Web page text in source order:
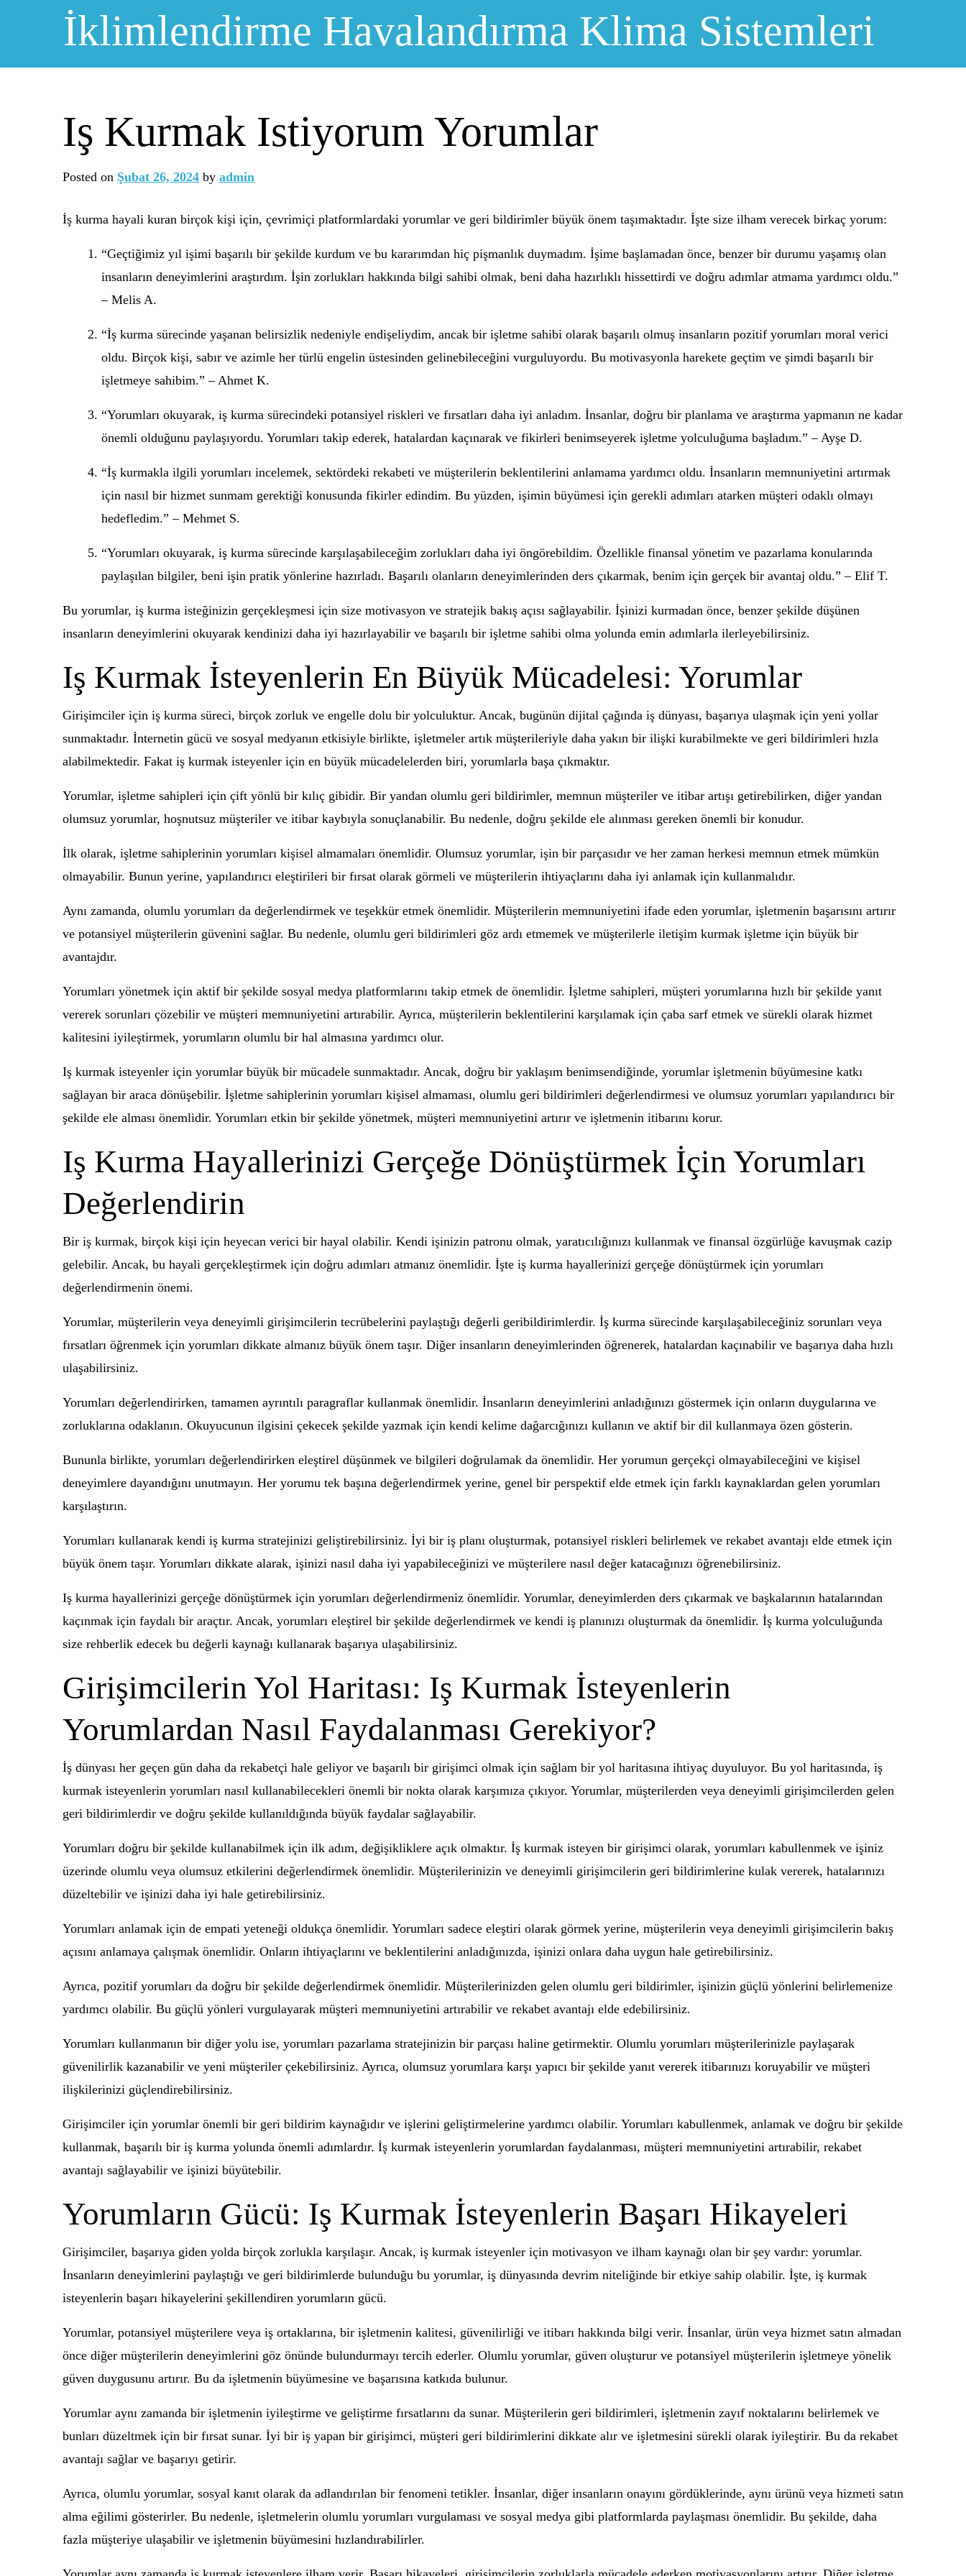
İklimlendirme Havalandırma Klima Sistemleri
Iş Kurmak Istiyorum Yorumlar
Posted on Şubat 26, 2024 by admin
İş kurma hayali kuran birçok kişi için, çevrimiçi platformlardaki yorumlar ve geri bildirimler büyük önem taşımaktadır. İşte size ilham verecek birkaç yorum:
“Geçtiğimiz yıl işimi başarılı bir şekilde kurdum ve bu kararımdan hiç pişmanlık duymadım. İşime başlamadan önce, benzer bir durumu yaşamış olan
insanların deneyimlerini araştırdım. İşin zorlukları hakkında bilgi sahibi olmak, beni daha hazırlıklı hissettirdi ve doğru adımlar atmama yardımcı oldu.”
– Melis A.
“İş kurma sürecinde yaşanan belirsizlik nedeniyle endişeliydim, ancak bir işletme sahibi olarak başarılı olmuş insanların pozitif yorumları moral verici
oldu. Birçok kişi, sabır ve azimle her türlü engelin üstesinden gelinebileceğini vurguluyordu. Bu motivasyonla harekete geçtim ve şimdi başarılı bir
işletmeye sahibim.” – Ahmet K.
“Yorumları okuyarak, iş kurma sürecindeki potansiyel riskleri ve fırsatları daha iyi anladım. İnsanlar, doğru bir planlama ve araştırma yapmanın ne kadar
önemli olduğunu paylaşıyordu. Yorumları takip ederek, hatalardan kaçınarak ve fikirleri benimseyerek işletme yolculuğuma başladım.” – Ayşe D.
“İş kurmakla ilgili yorumları incelemek, sektördeki rekabeti ve müşterilerin beklentilerini anlamama yardımcı oldu. İnsanların memnuniyetini artırmak
için nasıl bir hizmet sunmam gerektiği konusunda fikirler edindim. Bu yüzden, işimin büyümesi için gerekli adımları atarken müşteri odaklı olmayı
hedefledim.” – Mehmet S.
“Yorumları okuyarak, iş kurma sürecinde karşılaşabileceğim zorlukları daha iyi öngörebildim. Özellikle finansal yönetim ve pazarlama konularında
paylaşılan bilgiler, beni işin pratik yönlerine hazırladı. Başarılı olanların deneyimlerinden ders çıkarmak, benim için gerçek bir avantaj oldu.” – Elif T.
Bu yorumlar, iş kurma isteğinizin gerçekleşmesi için size motivasyon ve stratejik bakış açısı sağlayabilir. İşinizi kurmadan önce, benzer şekilde düşünen
insanların deneyimlerini okuyarak kendinizi daha iyi hazırlayabilir ve başarılı bir işletme sahibi olma yolunda emin adımlarla ilerleyebilirsiniz.
Iş Kurmak İsteyenlerin En Büyük Mücadelesi: Yorumlar
Girişimciler için iş kurma süreci, birçok zorluk ve engelle dolu bir yolculuktur. Ancak, bugünün dijital çağında iş dünyası, başarıya ulaşmak için yeni yollar
sunmaktadır. İnternetin gücü ve sosyal medyanın etkisiyle birlikte, işletmeler artık müşterileriyle daha yakın bir ilişki kurabilmekte ve geri bildirimleri hızla
alabilmektedir. Fakat iş kurmak isteyenler için en büyük mücadelelerden biri, yorumlarla başa çıkmaktır.
Yorumlar, işletme sahipleri için çift yönlü bir kılıç gibidir. Bir yandan olumlu geri bildirimler, memnun müşteriler ve itibar artışı getirebilirken, diğer yandan
olumsuz yorumlar, hoşnutsuz müşteriler ve itibar kaybıyla sonuçlanabilir. Bu nedenle, doğru şekilde ele alınması gereken önemli bir konudur.
İlk olarak, işletme sahiplerinin yorumları kişisel almamaları önemlidir. Olumsuz yorumlar, işin bir parçasıdır ve her zaman herkesi memnun etmek mümkün
olmayabilir. Bunun yerine, yapılandırıcı eleştirileri bir fırsat olarak görmeli ve müşterilerin ihtiyaçlarını daha iyi anlamak için kullanmalıdır.
Aynı zamanda, olumlu yorumları da değerlendirmek ve teşekkür etmek önemlidir. Müşterilerin memnuniyetini ifade eden yorumlar, işletmenin başarısını artırır
ve potansiyel müşterilerin güvenini sağlar. Bu nedenle, olumlu geri bildirimleri göz ardı etmemek ve müşterilerle iletişim kurmak işletme için büyük bir
avantajdır.
Yorumları yönetmek için aktif bir şekilde sosyal medya platformlarını takip etmek de önemlidir. İşletme sahipleri, müşteri yorumlarına hızlı bir şekilde yanıt
vererek sorunları çözebilir ve müşteri memnuniyetini artırabilir. Ayrıca, müşterilerin beklentilerini karşılamak için çaba sarf etmek ve sürekli olarak hizmet
kalitesini iyileştirmek, yorumların olumlu bir hal almasına yardımcı olur.
Iş kurmak isteyenler için yorumlar büyük bir mücadele sunmaktadır. Ancak, doğru bir yaklaşım benimsendiğinde, yorumlar işletmenin büyümesine katkı
sağlayan bir araca dönüşebilir. İşletme sahiplerinin yorumları kişisel almaması, olumlu geri bildirimleri değerlendirmesi ve olumsuz yorumları yapılandırıcı bir
şekilde ele alması önemlidir. Yorumları etkin bir şekilde yönetmek, müşteri memnuniyetini artırır ve işletmenin itibarını korur.
Iş Kurma Hayallerinizi Gerçeğe Dönüştürmek İçin Yorumları
Değerlendirin
Bir iş kurmak, birçok kişi için heyecan verici bir hayal olabilir. Kendi işinizin patronu olmak, yaratıcılığınızı kullanmak ve finansal özgürlüğe kavuşmak cazip
gelebilir. Ancak, bu hayali gerçekleştirmek için doğru adımları atmanız önemlidir. İşte iş kurma hayallerinizi gerçeğe dönüştürmek için yorumları
değerlendirmenin önemi.
Yorumlar, müşterilerin veya deneyimli girişimcilerin tecrübelerini paylaştığı değerli geribildirimlerdir. İş kurma sürecinde karşılaşabileceğiniz sorunları veya
fırsatları öğrenmek için yorumları dikkate almanız büyük önem taşır. Diğer insanların deneyimlerinden öğrenerek, hatalardan kaçınabilir ve başarıya daha hızlı
ulaşabilirsiniz.
Yorumları değerlendirirken, tamamen ayrıntılı paragraflar kullanmak önemlidir. İnsanların deneyimlerini anladığınızı göstermek için onların duygularına ve
zorluklarına odaklanın. Okuyucunun ilgisini çekecek şekilde yazmak için kendi kelime dağarcığınızı kullanın ve aktif bir dil kullanmaya özen gösterin.
Bununla birlikte, yorumları değerlendirirken eleştirel düşünmek ve bilgileri doğrulamak da önemlidir. Her yorumun gerçekçi olmayabileceğini ve kişisel
deneyimlere dayandığını unutmayın. Her yorumu tek başına değerlendirmek yerine, genel bir perspektif elde etmek için farklı kaynaklardan gelen yorumları
karşılaştırın.
Yorumları kullanarak kendi iş kurma stratejinizi geliştirebilirsiniz. İyi bir iş planı oluşturmak, potansiyel riskleri belirlemek ve rekabet avantajı elde etmek için
büyük önem taşır. Yorumları dikkate alarak, işinizi nasıl daha iyi yapabileceğinizi ve müşterilere nasıl değer katacağınızı öğrenebilirsiniz.
Iş kurma hayallerinizi gerçeğe dönüştürmek için yorumları değerlendirmeniz önemlidir. Yorumlar, deneyimlerden ders çıkarmak ve başkalarının hatalarından
kaçınmak için faydalı bir araçtır. Ancak, yorumları eleştirel bir şekilde değerlendirmek ve kendi iş planınızı oluşturmak da önemlidir. İş kurma yolculuğunda
size rehberlik edecek bu değerli kaynağı kullanarak başarıya ulaşabilirsiniz.
Girişimcilerin Yol Haritası: Iş Kurmak İsteyenlerin
Yorumlardan Nasıl Faydalanması Gerekiyor?
İş dünyası her geçen gün daha da rekabetçi hale geliyor ve başarılı bir girişimci olmak için sağlam bir yol haritasına ihtiyaç duyuluyor. Bu yol haritasında, iş
kurmak isteyenlerin yorumları nasıl kullanabilecekleri önemli bir nokta olarak karşımıza çıkıyor. Yorumlar, müşterilerden veya deneyimli girişimcilerden gelen
geri bildirimlerdir ve doğru şekilde kullanıldığında büyük faydalar sağlayabilir.
Yorumları doğru bir şekilde kullanabilmek için ilk adım, değişikliklere açık olmaktır. İş kurmak isteyen bir girişimci olarak, yorumları kabullenmek ve işiniz
üzerinde olumlu veya olumsuz etkilerini değerlendirmek önemlidir. Müşterilerinizin ve deneyimli girişimcilerin geri bildirimlerine kulak vererek, hatalarınızı
düzeltebilir ve işinizi daha iyi hale getirebilirsiniz.
Yorumları anlamak için de empati yeteneği oldukça önemlidir. Yorumları sadece eleştiri olarak görmek yerine, müşterilerin veya deneyimli girişimcilerin bakış
açısını anlamaya çalışmak önemlidir. Onların ihtiyaçlarını ve beklentilerini anladığınızda, işinizi onlara daha uygun hale getirebilirsiniz.
Ayrıca, pozitif yorumları da doğru bir şekilde değerlendirmek önemlidir. Müşterilerinizden gelen olumlu geri bildirimler, işinizin güçlü yönlerini belirlemenize
yardımcı olabilir. Bu güçlü yönleri vurgulayarak müşteri memnuniyetini artırabilir ve rekabet avantajı elde edebilirsiniz.
Yorumları kullanmanın bir diğer yolu ise, yorumları pazarlama stratejinizin bir parçası haline getirmektir. Olumlu yorumları müşterilerinizle paylaşarak
güvenilirlik kazanabilir ve yeni müşteriler çekebilirsiniz. Ayrıca, olumsuz yorumlara karşı yapıcı bir şekilde yanıt vererek itibarınızı koruyabilir ve müşteri
ilişkilerinizi güçlendirebilirsiniz.
Girişimciler için yorumlar önemli bir geri bildirim kaynağıdır ve işlerini geliştirmelerine yardımcı olabilir. Yorumları kabullenmek, anlamak ve doğru bir şekilde
kullanmak, başarılı bir iş kurma yolunda önemli adımlardır. İş kurmak isteyenlerin yorumlardan faydalanması, müşteri memnuniyetini artırabilir, rekabet
avantajı sağlayabilir ve işinizi büyütebilir.
Yorumların Gücü: Iş Kurmak İsteyenlerin Başarı Hikayeleri
Girişimciler, başarıya giden yolda birçok zorlukla karşılaşır. Ancak, iş kurmak isteyenler için motivasyon ve ilham kaynağı olan bir şey vardır: yorumlar.
İnsanların deneyimlerini paylaştığı ve geri bildirimlerde bulunduğu bu yorumlar, iş dünyasında devrim niteliğinde bir etkiye sahip olabilir. İşte, iş kurmak
isteyenlerin başarı hikayelerini şekillendiren yorumların gücü.
Yorumlar, potansiyel müşterilere veya iş ortaklarına, bir işletmenin kalitesi, güvenilirliği ve itibarı hakkında bilgi verir. İnsanlar, ürün veya hizmet satın almadan
önce diğer müşterilerin deneyimlerini göz önünde bulundurmayı tercih ederler. Olumlu yorumlar, güven oluşturur ve potansiyel müşterilerin işletmeye yönelik
güven duygusunu artırır. Bu da işletmenin büyümesine ve başarısına katkıda bulunur.
Yorumlar aynı zamanda bir işletmenin iyileştirme ve geliştirme fırsatlarını da sunar. Müşterilerin geri bildirimleri, işletmenin zayıf noktalarını belirlemek ve
bunları düzeltmek için bir fırsat sunar. İyi bir iş yapan bir girişimci, müşteri geri bildirimlerini dikkate alır ve işletmesini sürekli olarak iyileştirir. Bu da rekabet
avantajı sağlar ve başarıyı getirir.
Ayrıca, olumlu yorumlar, sosyal kanıt olarak da adlandırılan bir fenomeni tetikler. İnsanlar, diğer insanların onayını gördüklerinde, aynı ürünü veya hizmeti satın
alma eğilimi gösterirler. Bu nedenle, işletmelerin olumlu yorumları vurgulaması ve sosyal medya gibi platformlarda paylaşması önemlidir. Bu şekilde, daha
fazla müşteriye ulaşabilir ve işletmenin büyümesini hızlandırabilirler.